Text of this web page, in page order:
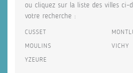
ou cliquez sur la liste des villes ci-
votre recherche :
CUSSET
MOULINS
VICHY
YZEURE